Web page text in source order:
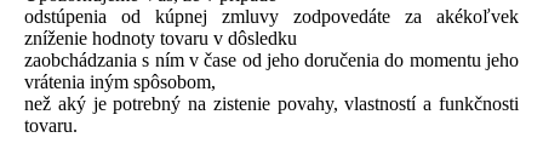
odstúpenia od kúpnej zmluvy zodpovedáte za akékoľvek
zníženie hodnoty tovaru v dôsledku
zaobchádzania s ním v čase od jeho doručenia do momentu jeho
vrátenia iným spôsobom,
než aký je potrebný na zistenie povahy, vlastností a funkčnosti
tovaru.